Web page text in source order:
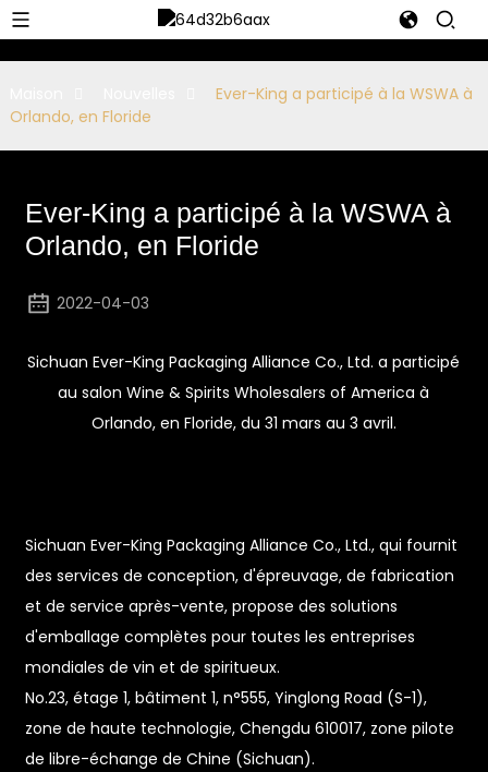
Ever-King a participé à la WSWA à
Orlando, en Floride
Ever-King a participé à la WSWA à
Orlando, en Floride
2022-04-03
Sichuan Ever-King Packaging Alliance Co., Ltd. a participé
au salon Wine & Spirits Wholesalers of America à
Orlando, en Floride, du 31 mars au 3 avril.
Sichuan Ever-King Packaging Alliance Co., Ltd., qui fournit
des services de conception, d'épreuvage, de fabrication
et de service après-vente, propose des solutions
d'emballage complètes pour toutes les entreprises
mondiales de vin et de spiritueux.
No.23, étage 1, bâtiment 1, n°555, Yinglong Road (S-1),
zone de haute technologie, Chengdu 610017, zone pilote
de libre-échange de Chine (Sichuan).